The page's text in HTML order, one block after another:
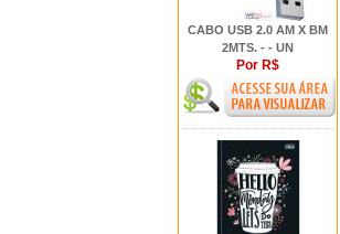
CABO USB 2.0 AM X BM
2MTS. - - UN
Por R$